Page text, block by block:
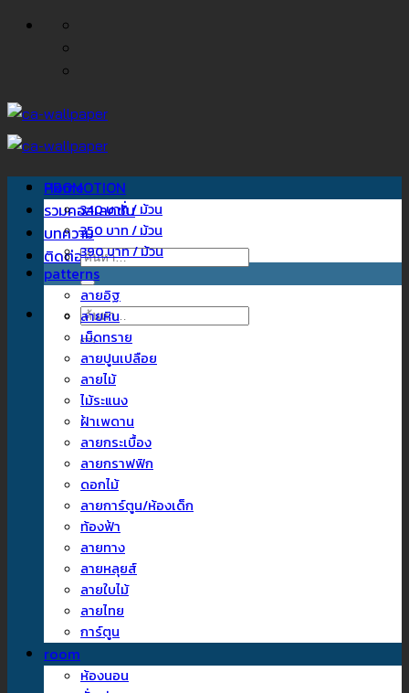
ข้าม
Home
รวมคอลเลคชั่น
บทความ
ติดต่อเรา
ค้นหา:
ค้นหา:
PROMOTION
340 บาท / ม้วน
350 บาท / ม้วน
390 บาท / ม้วน
patterns
ลายอิฐ
ลายหิน
เม็ดทราย
ลายปูนเปลือย
ลายไม้
ไม้ระแนง
ฝ้าเพดาน
ลายกระเบื้อง
ลายกราฟฟิก
ดอกไม้
ลายการ์ตูน/ห้องเด็ก
ท้องฟ้า
ลายทาง
ลายหลุยส์
ลายใบไม้
ลายไทย
การ์ตูน
room
ห้องนอน